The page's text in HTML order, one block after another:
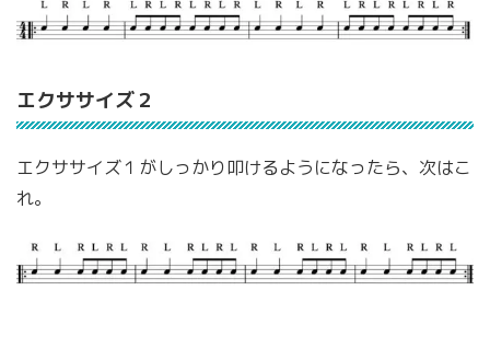
エクササイズ２
エクササイズ１がしっかり叩けるようになったら、次はこ
れ。